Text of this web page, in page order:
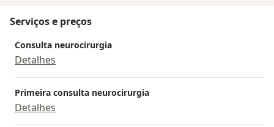
Serviços e preços
Consulta neurocirurgia
Detalhes
Primeira consulta neurocirurgia
Detalhes